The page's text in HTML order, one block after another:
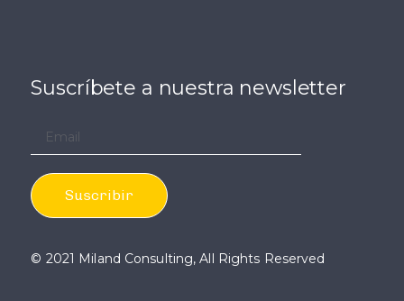
Suscríbete a nuestra newsletter
© 2021 Miland Consulting, All Rights Reserved